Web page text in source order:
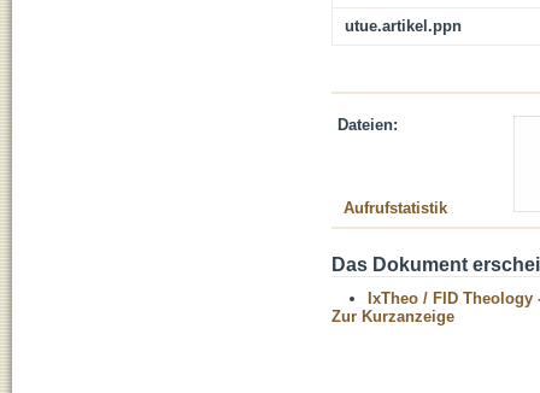
utue.artikel.ppn
Dateien:
Aufrufstatistik
Das Dokument
IxTheo / FID Theology
Zur Kurzanzeige